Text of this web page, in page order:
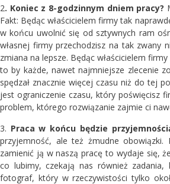
2. Koniec z 8-godzinnym dniem pracy?
Fakt: Będąc właścicielem firmy tak
w końcu uwolnić się od sztywnych ram
własnej firmy przechodzisz na tak zwany
zmiana na lepsze. Będąc właścicielem
to by każde, nawet najmniejsze zlecenie
spędzał znacznie więcej czasu niż do tej
jest ograniczenie czasu, który poświęcisz
problem, którego rozwiązanie zajmie ci
3. Praca w końcu będzie
przyjemność, ale też żmudne
zamienić ją w naszą pracę to wydaje się,
co lubimy, czekają nas również
fotograf, który w rzeczywistości tylko